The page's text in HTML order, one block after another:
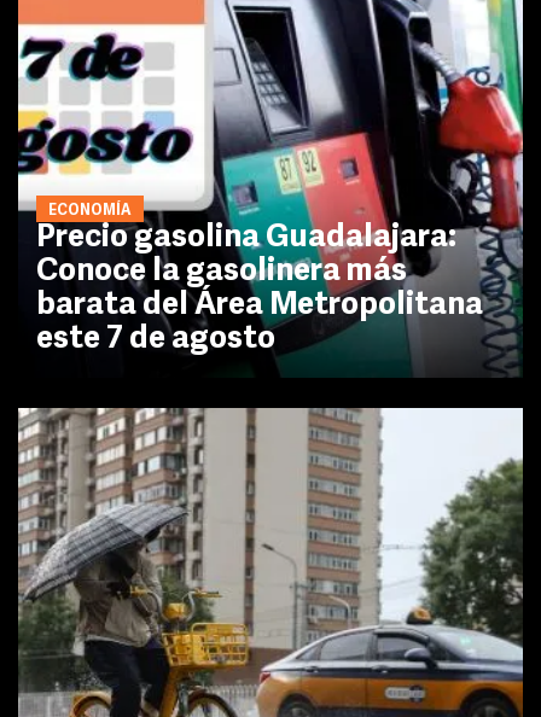
ECONOMÍA
Precio gasolina Guadalajara:
Conoce la gasolinera más
barata del Área Metropolitana
este 7 de agosto